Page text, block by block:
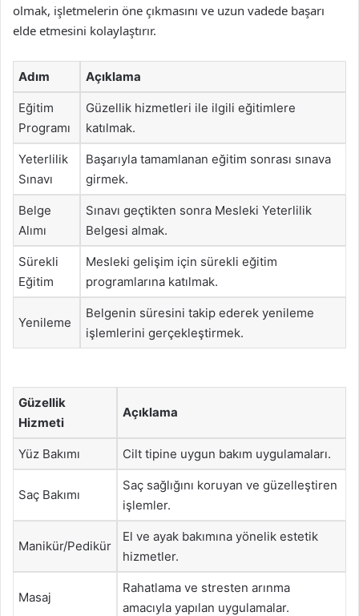
olmak, işletmelerin öne çıkmasını ve uzun vadede başarı
elde etmesini kolaylaştırır.
Adım Açıklama
Eğitim
Programı
Güzellik hizmetleri ile ilgili eğitimlere
katılmak.
Yeterlilik
Sınavı
Başarıyla tamamlanan eğitim sonrası sınava
girmek.
Belge
Alımı
Sınavı geçtikten sonra Mesleki Yeterlilik
Belgesi almak.
Sürekli
Eğitim
Mesleki gelişim için sürekli eğitim
programlarına katılmak.
Yenileme
Belgenin süresini takip ederek yenileme
işlemlerini gerçekleştirmek.
Güzellik
Hizmeti
Açıklama
Yüz Bakımı Cilt tipine uygun bakım uygulamaları.
Saç Bakımı
Saç sağlığını koruyan ve güzelleştiren
işlemler.
Manikür/Pedikür
El ve ayak bakımına yönelik estetik
hizmetler.
Masaj
Rahatlama ve stresten arınma
amacıyla yapılan uygulamalar.